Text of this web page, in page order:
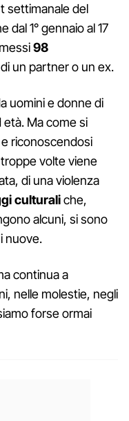
settimanale del
dal 1° gennaio al 17
98
un partner o un ex.
uomini e donne di
Ma come si
e riconoscendosi
volte viene
di una violenza
culturaliche,
alcuni, si sono
nuove.
continua a
nelle molestie, negli
forse ormai